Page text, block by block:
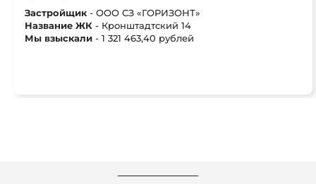
Застройщик - ООО СЗ «ГОРИЗОНТ»
Название ЖК - Кронштадтский 14
Мы взыскали - 1 321 463,40 рублей